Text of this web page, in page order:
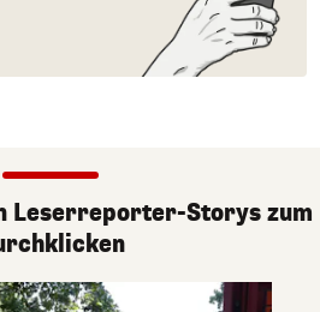
Leserreporter-Storys zum